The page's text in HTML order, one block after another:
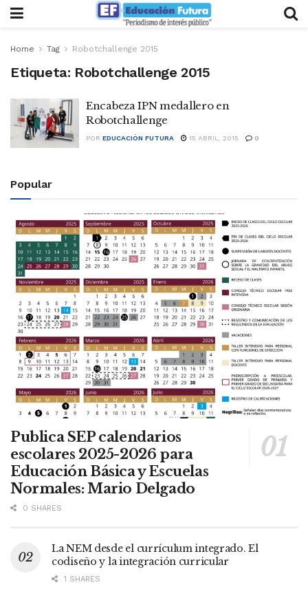
Home Tag Robotchallenge 2015
Etiqueta: Robotchallenge 2015
Encabeza IPN medallero en
Robotchallenge
POR EDUCACIÓN FUTURA 15 ABRIL, 2015 0
Popular
Publica SEP calendarios
escolares 2025-2026 para
Educación Básica y Escuelas
Normales: Mario Delgado
0 SHARES
La NEM desde el currículum integrado. El
codiseño y la integración curricular
1 SHARES